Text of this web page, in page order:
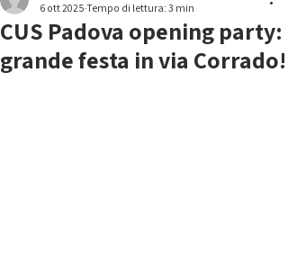
CUS Padova opening party:
grande festa in via Corrado!
6 ott 2025 Tempo di lettura: 3 min